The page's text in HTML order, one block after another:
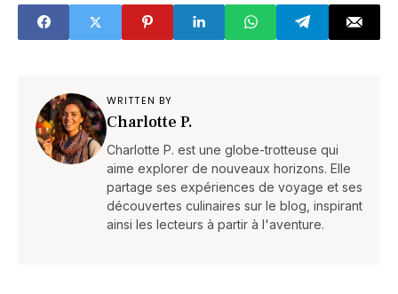
WRITTEN BY
Charlotte P.
Charlotte P. est une globe-trotteuse qui
aime explorer de nouveaux horizons. Elle
partage ses expériences de voyage et ses
découvertes culinaires sur le blog, inspirant
ainsi les lecteurs à partir à l'aventure.